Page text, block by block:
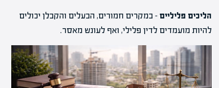
הליכים פליליים – במקרים חמורים, הבעלים והקבלן יכולים
להיות מועמדים לדין פלילי, ואף לעונש מאסר.